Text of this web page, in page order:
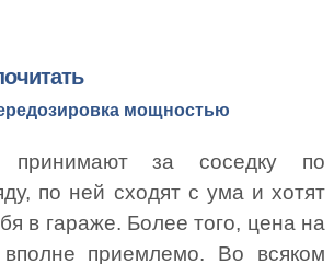
мощностью
принимают за соседку по
по ней сходят с ума и хотят
в гараже. Более того, цена на
приемлемо. Во всяком